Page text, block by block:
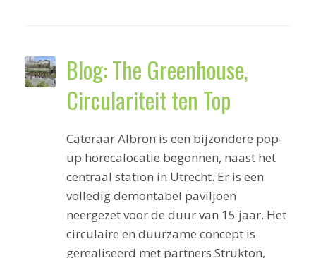
Blog: The Greenhouse,
Circulariteit ten Top
Cateraar Albron is een bijzondere pop-
up horecalocatie begonnen, naast het
centraal station in Utrecht. Er is een
volledig demontabel paviljoen
neergezet voor de duur van 15 jaar. Het
circulaire en duurzame concept is
gerealiseerd met partners Strukton,